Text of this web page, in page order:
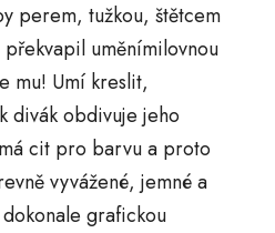
perem, tužkou, štětcem
uměnímilovnou
mu! Umí kreslit,
divák obdivuje jeho
cit pro barvu a proto
vyvážené, jemné a
grafickou